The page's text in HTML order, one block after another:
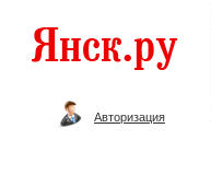
Авторизация